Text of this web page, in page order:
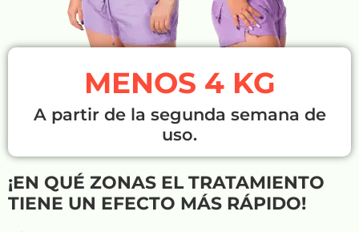
MENOS 4 KG
A partir de la segunda semana de
uso.
¡EN QUÉ ZONAS EL TRATAMIENTO
TIENE UN EFECTO MÁS RÁPIDO!